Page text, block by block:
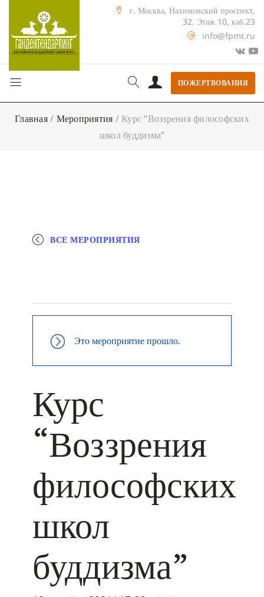
г. Москва, Нахимовский проспект,
32. Этаж 10, каб.23
info@fpmt.ru
ПОЖЕРТВОВАНИЯ
Главная/ Мероприятия / Курс “Воззрения философских
школ буддизма”
ВСЕ МЕРОПРИЯТИЯ
Это мероприятие прошло.
Курс
“Воззрения
философских
школ
буддизма”